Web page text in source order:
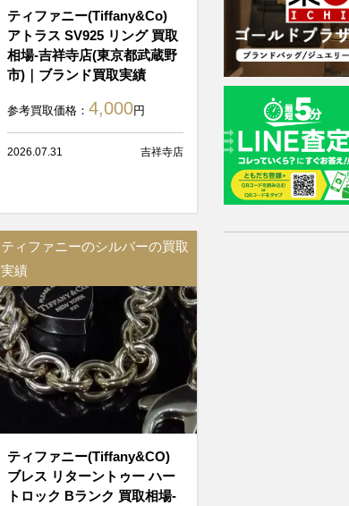
ティファニー(Tiffany&Co)
アトラス SV925 リング 買取
相場-吉祥寺店(東京都武蔵野
市)｜ブランド買取実績
参考買取価格：4,000円
2026.07.31 吉祥寺店
ティファニーのシルバーの買取
実績
ティファニー(Tiffany&CO)
ブレス リターントゥー ハー
トロック Bランク 買取相場-